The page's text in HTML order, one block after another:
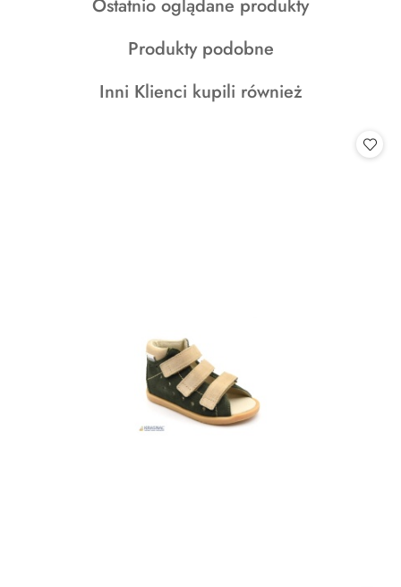
statusie:
statusie:
Produkty
statusie:
Ostatnio oglądane produkty
Produkty
statusie:
Produkty podobne
Produkty
Inni Klienci kupili również